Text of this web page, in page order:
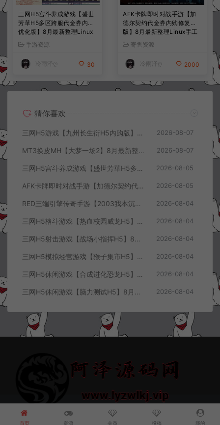
三网H5宫斗养成游戏【盛世
芳華H5多区跨服代金券内购
优化版】8月最新整理Linux
手工服务端+CDK授权后台
+全资源安卓+详细搭建教程
+视频教程
手游资源
冷雨泽ღ 30
AFK卡牌即时对战手游【加
德尔契约代金券内购修复
版】8月最新整理Linux手工
服务端+前后端全套源码+CD
K授权后台+安卓苹果双端
+详细搭建教程+视频教程
寄售资源
冷雨泽ღ 2000
猜你喜欢
三网H5游戏【九州长生衍H5内购版】8月最新整理Linux手工服务端+管理后台+GM授权后台+简易安卓客户端+详细搭建教程+视频教程 2026-08-07
MT3换皮MH【大梦一场2】8月最新整理Linux手工服务端+源码+管理后台+安卓苹果双端+详细搭建教程+视频教程 2026-08-07
三网H5宫斗养成游戏【盛世芳華H5多区跨服代金券内购优化版】8月最新整理Linux手工服务端+CDK授权后台+全资源安卓+详细搭建教程+视频教程 2026-08-05
AFK卡牌即时对战手游【加德尔契约代金券内购修复版】8月最新整理Linux手工服务端+前后端全套源码+CDK授权后台+安卓苹果双端+详细搭建教程+视频教程 2026-08-05
RED三端引擎传奇手游【2003我本沉默三职业】8月最新整理Win一键服务端+PC安卓+详细搭建教程 2026-08-04
三网H5格斗游戏【热血校园威龙H5】8月最新整理Linux手工服务端+Win一键服务端+解压即玩+简易安卓客户端+详细搭建教程 2026-08-04
三网H5射击游戏【战场小指挥H5】8月最新整理Linux手工服务端+Win一键服务端+解压即玩+简易安卓客户端+详细搭建教程 2026-08-04
三网H5模拟经营游戏【猴子集市H5】8月最新整理Linux手工服务端+Win一键服务端+解压即玩+简易安卓客户端+详细搭建教程 2026-08-04
三网H5休闲游戏【合成进化恐龙H5】8月最新整理Linux手工服务端+Win一键服务端+解压即玩+简易安卓客户端+详细搭建教程 2026-08-04
三网H5休闲游戏【脑力测试H5】8月最新整理Linux手工服务端+Win一键服务端+解压即玩+简易安卓客户端+详细搭建教程 2026-08-04
© 2021~2026 阿泽源码网 www.lyzwlkj.vip 冷雨泽
豫
ICP备2022000516号-1
首页 资源 会员 投稿 我的